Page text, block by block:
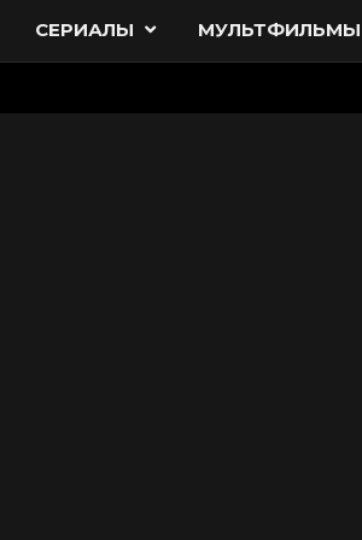
СЕРИАЛЫ МУЛЬТФИЛЬМЫ